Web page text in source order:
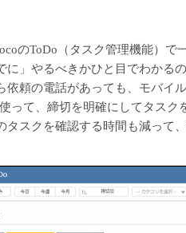
のToDo（タスク管理機能）で
に」やるべきかひと目でわかる
依頼の電話があっても、モバイ
って、締切を明確にしてタスク
タスクを確認する時間も減って